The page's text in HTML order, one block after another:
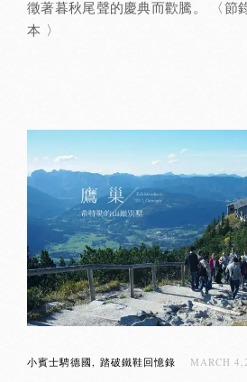
徵著暮秋尾聲的慶典而歡騰。 〈節
本 〉
小賓士騁德國 踏破鐵鞋回憶錄 MARCH